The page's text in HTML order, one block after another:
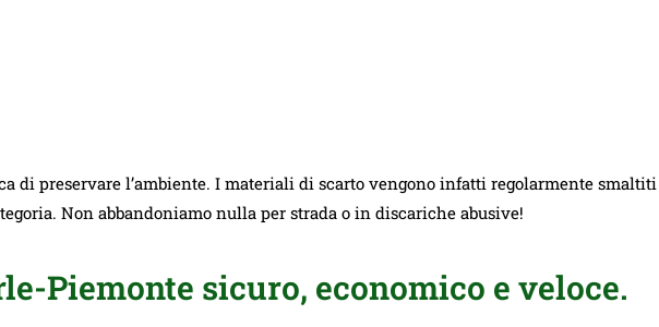
di preservare l’ambiente. I materiali di scarto vengono infatti regolarmente smaltiti
Non abbandoniamo nulla per strada o in discariche abusive!
Piemonte sicuro, economico e veloce.